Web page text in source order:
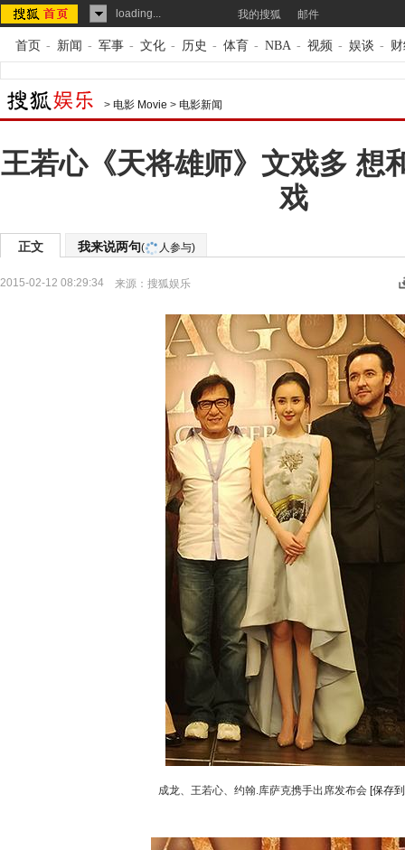
loading... 我的搜狐 邮件
首页 - 新闻 - 军事 - 文化 - 历史 - 体育 - NBA - 视频 - 娱谈 -
> 电影 Movie > 电影新闻
王若心《天将雄师》文戏多 想
戏
正文 我来说两句( 人参与)
2015-02-12 08:29:34 来源： 搜狐娱乐
成龙、王若心、约翰.库萨克携手出席发布会 [保存